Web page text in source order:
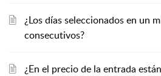
¿Los días seleccionados en un
consecutivos?
¿En el precio de la entrada